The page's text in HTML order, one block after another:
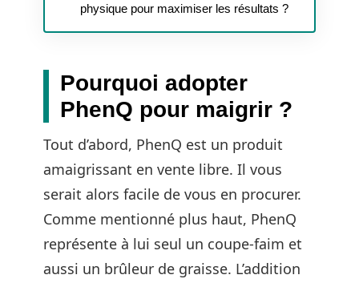
physique pour maximiser les résultats ?
Pourquoi adopter
PhenQ pour maigrir ?
Tout d’abord, PhenQ est un produit
amaigrissant en vente libre. Il vous
serait alors facile de vous en procurer.
Comme mentionné plus haut, PhenQ
représente à lui seul un coupe-faim et
aussi un brûleur de graisse. L’addition